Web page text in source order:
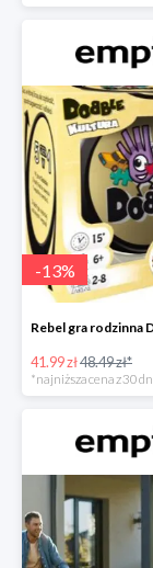
-13%
41.99 zł48.49 zł*